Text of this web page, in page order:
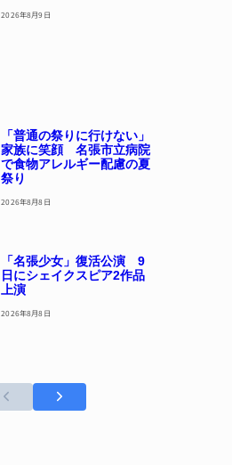
2026年8月9日
「普通の祭りに行けない」
家族に笑顔 名張市立病院
で食物アレルギー配慮の夏
祭り
2026年8月8日
「名張少女」復活公演 9
日にシェイクスピア2作品
上演
2026年8月8日